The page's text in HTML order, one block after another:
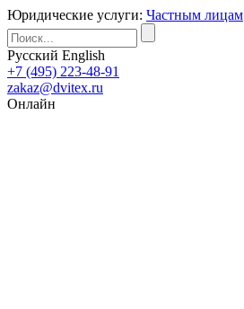
Юридические услуги: Частным лицам
Русский English
+7 (495) 223-48-91
zakaz@dvitex.ru
Онлайн